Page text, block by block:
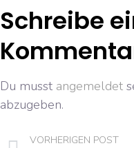
Schreibe
Du musst angemeldet
abzugeben.
VORHERIGEN POST